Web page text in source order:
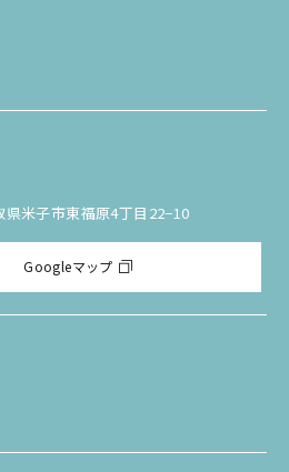
県米子市東福原4丁目22−10
Googleマップ